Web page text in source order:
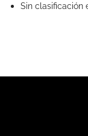
Sin clasificación